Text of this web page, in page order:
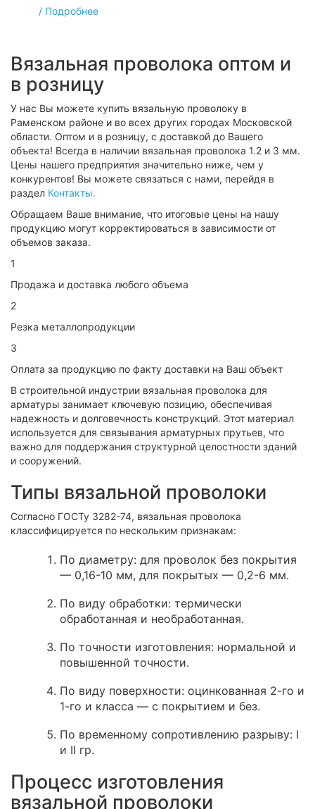
/ Подробнее
Вязальная проволока оптом и
в розницу
У нас Вы можете купить вязальную проволоку в
Раменском районе и во всех других городах Московской
области. Оптом и в розницу, с доставкой до Вашего
объекта! Всегда в наличии вязальная проволока 1.2 и 3 мм.
Цены нашего предприятия значительно ниже, чем у
конкурентов! Вы можете связаться с нами, перейдя в
раздел Контакты.
Обращаем Ваше внимание, что итоговые цены на нашу
продукцию могут корректироваться в зависимости от
объемов заказа.
1
Продажа и доставка любого объема
2
Резка металлопродукции
3
Оплата за продукцию по факту доставки на Ваш объект
В строительной индустрии вязальная проволока для
арматуры занимает ключевую позицию, обеспечивая
надежность и долговечность конструкций. Этот материал
используется для связывания арматурных прутьев, что
важно для поддержания структурной целостности зданий
и сооружений.
Типы вязальной проволоки
Согласно ГОСТу 3282-74, вязальная проволока
классифицируется по нескольким признакам:
По диаметру: для проволок без покрытия
— 0,16-10 мм, для покрытых — 0,2-6 мм.
По виду обработки: термически
обработанная и необработанная.
По точности изготовления: нормальной и
повышенной точности.
По виду поверхности: оцинкованная 2-го и
1-го и класса — с покрытием и без.
По временному сопротивлению разрыву: I
и II гр.
Процесс изготовления
вязальной проволоки